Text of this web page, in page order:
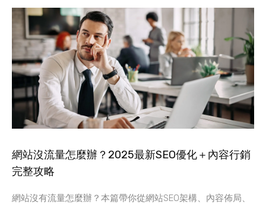
網站沒流量怎麼辦？2025最新SEO優化＋內容行銷
完整攻略
網站沒有流量怎麼辦？本篇帶你從網站SEO架構、內容佈局、